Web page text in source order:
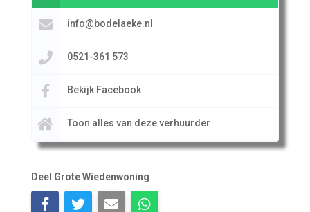
info@bodelaeke.nl
0521-361 573
Bekijk Facebook
Toon alles van deze verhuurder
Deel Grote Wiedenwoning